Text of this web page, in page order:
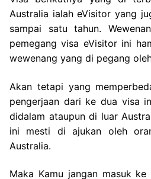
Australia ialah eVisitor yang
sampai satu tahun.
pemegang visa eVisitor ini
wewenang yang di pegang
Akan tetapi yang
pengerjaan dari ke dua visa
didalam ataupun di luar
ini mesti di ajukan oleh
Australia.
Maka Kamu jangan masuk